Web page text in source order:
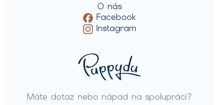
O nás
Facebook
Instagram
Máte dotaz nebo nápad na spolupráci?